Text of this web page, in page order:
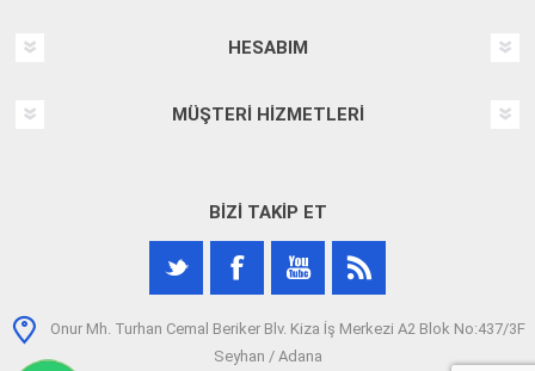
HESABIM
MÜŞTERI HIZMETLERI
BIZI TAKIP ET
Onur Mh. Turhan Cemal Beriker Blv. Kiza İş Merkezi A2 Blok No:437/3F
Seyhan / Adana